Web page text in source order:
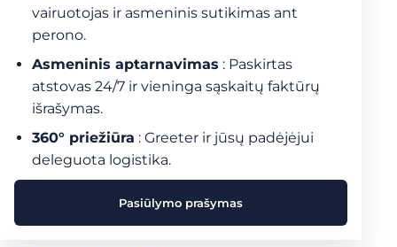
vairuotojas ir asmeninis sutikimas ant
perono.
Asmeninis aptarnavimas : Paskirtas
atstovas 24/7 ir vieninga sąskaitų faktūrų
išrašymas.
360° priežiūra : Greeter ir jūsų padėjėjui
deleguota logistika.
Pasiūlymo prašymas